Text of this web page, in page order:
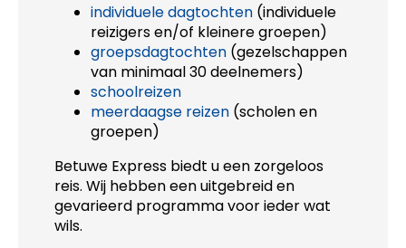
individuele dagtochten (individuele
reizigers en/of kleinere groepen)
groepsdagtochten (gezelschappen
van minimaal 30 deelnemers)
schoolreizen
meerdaagse reizen (scholen en
groepen)
Betuwe Express biedt u een zorgeloos
reis. Wij hebben een uitgebreid en
gevarieerd programma voor ieder wat
wils.